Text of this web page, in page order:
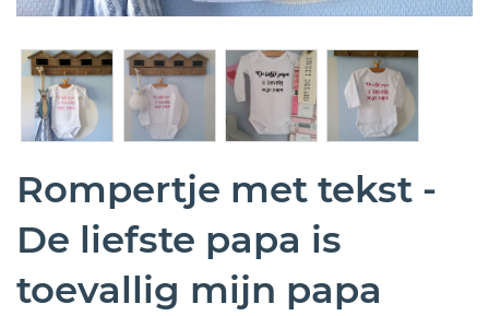
Rompertje met tekst -
De liefste papa is
toevallig mijn papa